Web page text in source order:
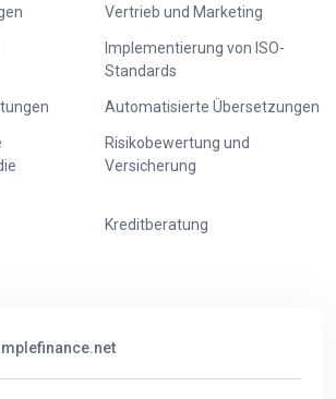
Vertrieb und Marketing
Implementierung von ISO-
Standards
Automatisierte Übersetzungen
Risikobewertung und
Versicherung
Kreditberatung